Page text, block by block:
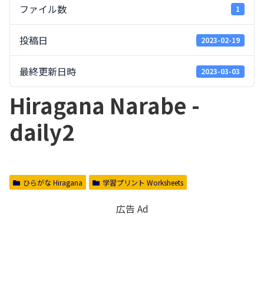
ファイル数 1
投稿日 2023-02-19
最終更新日時 2023-03-03
Hiragana Narabe -
daily2
ひらがな Hiragana 学習プリント Worksheets
広告 Ad